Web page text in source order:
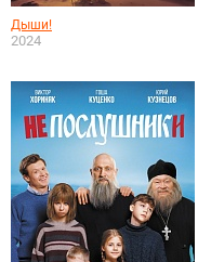
Дыши!
2024